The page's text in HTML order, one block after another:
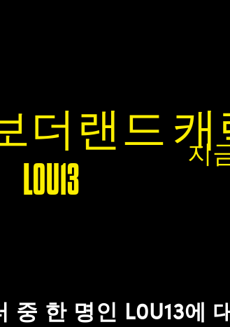
지
더랜드
L0U13
한 명인 L0U13에